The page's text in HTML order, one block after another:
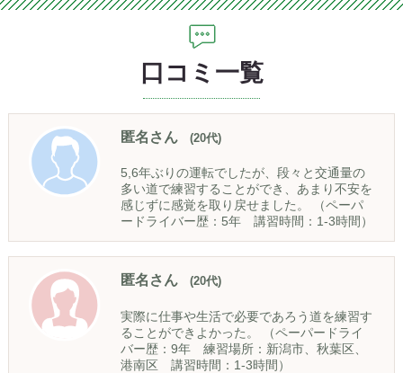
口コミ一覧
匿名さん (20代)
5,6年ぶりの運転でしたが、段々と交通量の
多い道で練習することができ、あまり不安を
感じずに感覚を取り戻せました。 （ペーパ
ードライバー歴：5年 講習時間：1-3時間）
匿名さん (20代)
実際に仕事や生活で必要であろう道を練習す
ることができよかった。 （ペーパードライ
バー歴：9年 練習場所：新潟市、秋葉区、
港南区 講習時間：1-3時間）